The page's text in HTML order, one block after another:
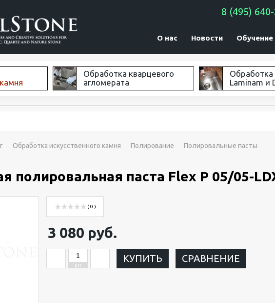
8 (495)
Обучение
Новости
О нас
Обработка кварцевого
агломерата
Laminam и
Обработка искусственного камня Полирование Полировальные пасты
полировальная паста Flex P 05/05-
( 0 )
3 080 руб.
ШТ
КУПИТЬ СРАВНЕНИЕ